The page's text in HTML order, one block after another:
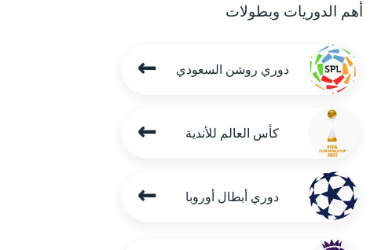
أهم الدوريات وبطولات
دوري روشن السعودي ←
كأس العالم للأندية ←
دوري أبطال أوروبا
←